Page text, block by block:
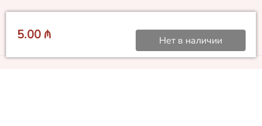
5.00 ₼ Нет в наличии